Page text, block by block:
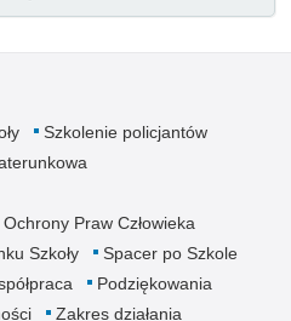
Szkolenie policjantów
Praw Człowieka
Szkoły
Spacer po Szkole
Podziękowania
Zakres działania